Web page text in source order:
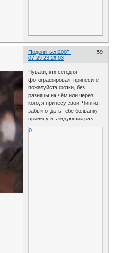
Поделиться 59
2007-
07-29 23:29:03
Чуваки, кто сегодня
фотографировал, принесите
пожалуйста фотки, без
разницы на чём или через
кого, я принесу свои. Чингиз,
забыл отдать тебе болванку -
принесу в следующий раз.
0